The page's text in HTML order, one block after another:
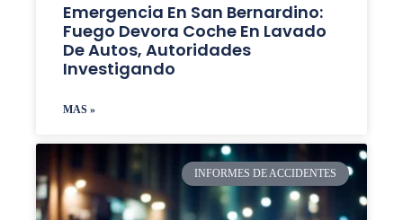
Emergencia En San Bernardino:
Fuego Devora Coche En Lavado
De Autos, Autoridades
Investigando
MAS »
INFORMES DE ACCIDENTES